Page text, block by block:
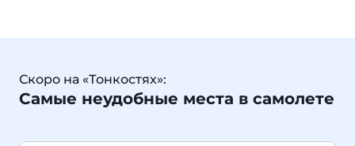
Скоро на «Тонкостях»:
Самые неудобные места в самолете